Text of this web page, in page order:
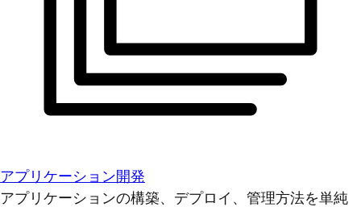
アプリケーション開発
アプリケーションの構築、デプロイ、管理方法を単純